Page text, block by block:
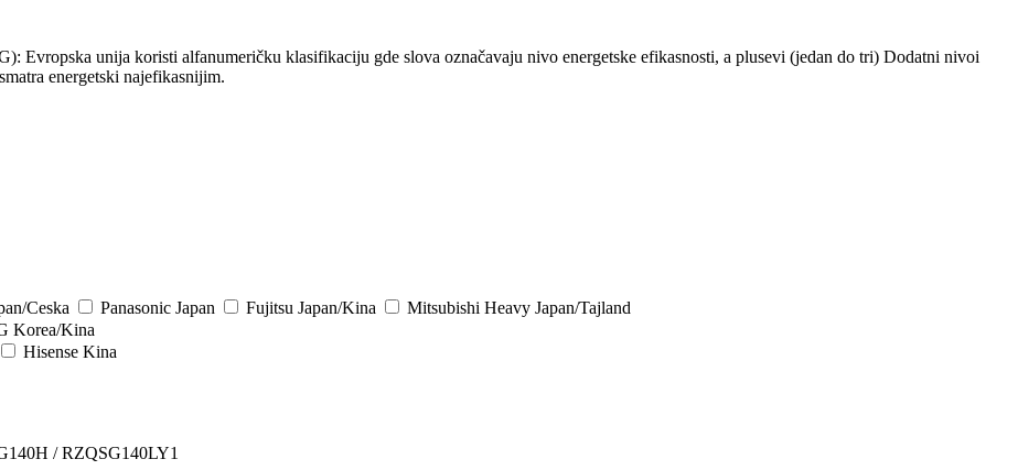
unija koristi alfanumeričku klasifikaciju gde slova označavaju nivo energetske efikasnosti, a plusevi (jedan do tri) Dodatni nivoi
energetski najefikasnijim.
Ceska Panasonic Japan Fujitsu Japan/Kina Mitsubishi Heavy Japan/Tajland
Korea/Kina
Hisense Kina
/ RZQSG140LY1